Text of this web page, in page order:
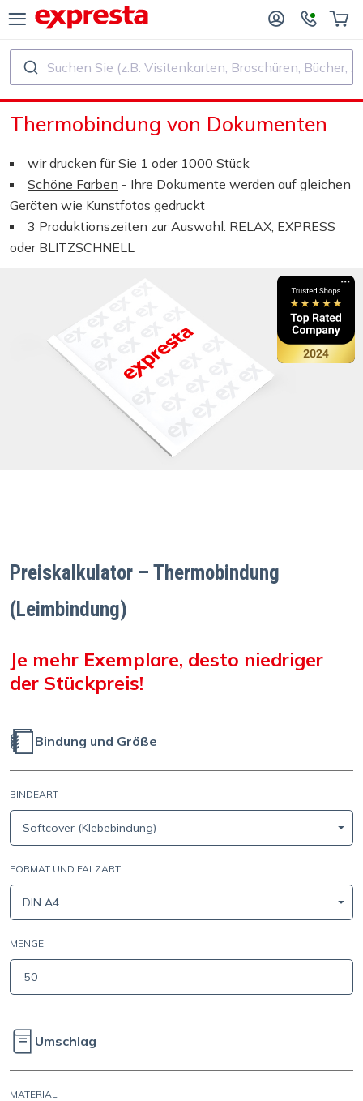
Druck
Aufkleber und Etiketten
PRODUKTE
VERLAGE UND AUTOREN
BUCHVERLAGE
Suchen Sie (z.B. Visitenkarten, Broschüren, Bücher, ...)
Thermobindung von Dokumenten
wir drucken für Sie 1 oder 1000 Stück
Schöne Farben - Ihre Dokumente werden auf gleichen
Geräten wie Kunstfotos gedruckt
3 Produktionszeiten zur Auswahl: RELAX, EXPRESS
oder BLITZSCHNELL
Preiskalkulator – Thermobindung
(Leimbindung)
Je mehr Exemplare, desto niedriger
der Stückpreis!
Bindung und Größe
BINDEART
Softcover (Klebebindung)
FORMAT UND FALZART
DIN A4
MENGE
Umschlag
MATERIAL